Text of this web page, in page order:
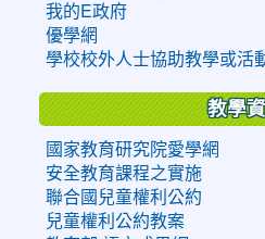
我的E政府
優學網
學校校外人士協助教學或活
教學
國家教育研究院愛學網
安全教育課程之實施
聯合國兒童權利公約
兒童權利公約教案